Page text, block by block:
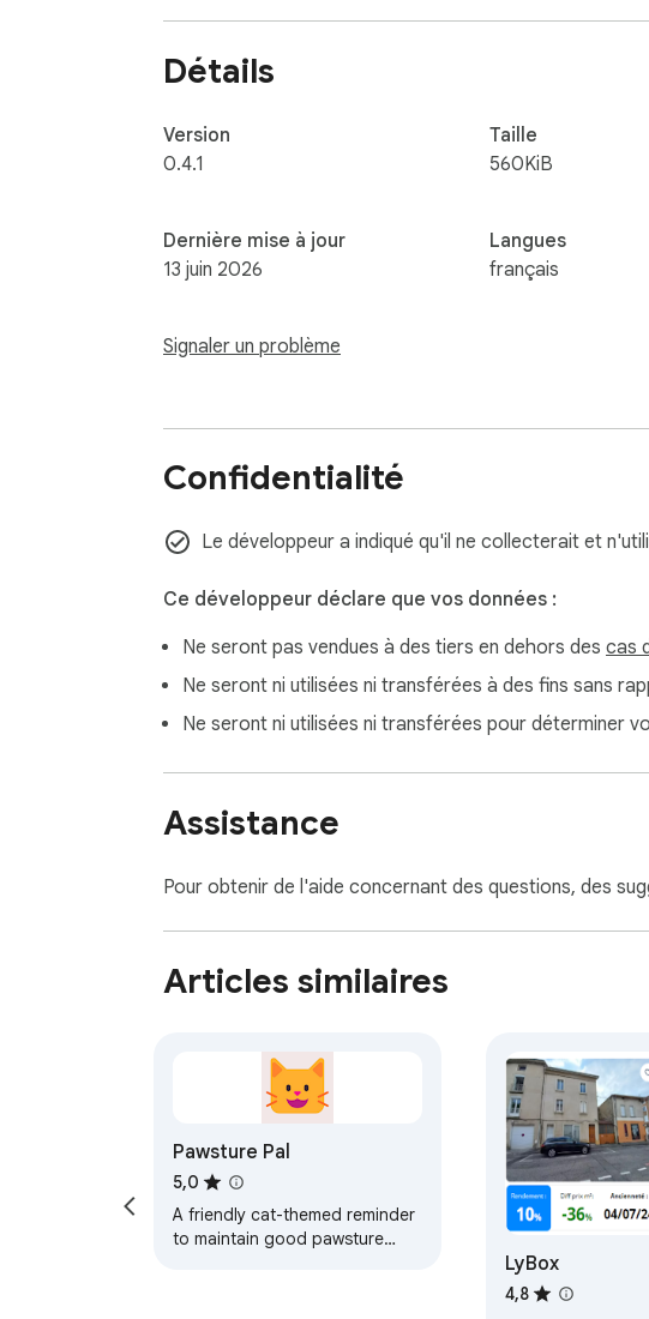
Détails
Version
0.4.1
Dernière mise à jour
13 juin 2026
Signaler un problème
Taille
560KiB
Langues
français
Confidentialité
Le développeur a indiqué qu'il ne collecterait et
Ce développeur déclare que vos données :
Ne seront pas vendues à des tiers en dehors des cas
Ne seront ni utilisées ni transférées à des fins sans
Ne seront ni utilisées ni transférées pour déterminer
Assistance
Pour obtenir de l'aide concernant des questions, des
Articles similaires
Pawsture Pal
5,0
A friendly cat-themed reminder
to maintain good pawsture
LyBox
4,8